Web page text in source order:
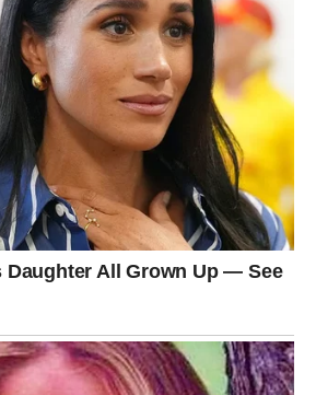
uživaju u skladnim
partner će vas prijatno iznenaditi
ili lijepim riječima koje će vam